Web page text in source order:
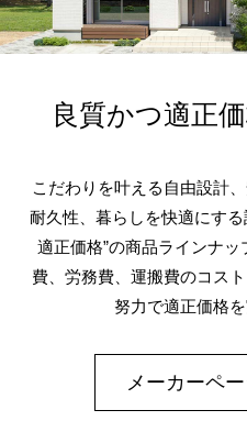
良質かつ適正
こだわりを叶える自由設計
耐久性、暮らしを快適にす
適正価格”の商品ラインナ
費、労務費、運搬費のコス
努力で適正価格
メーカーペ